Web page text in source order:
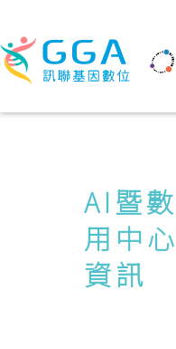
AI暨
用中
資訊